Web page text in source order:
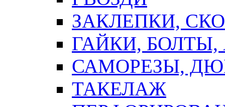
ЗАКЛЕПКИ,
ГАЙКИ,
САМОРЕЗЫ,
ТАКЕЛАЖ